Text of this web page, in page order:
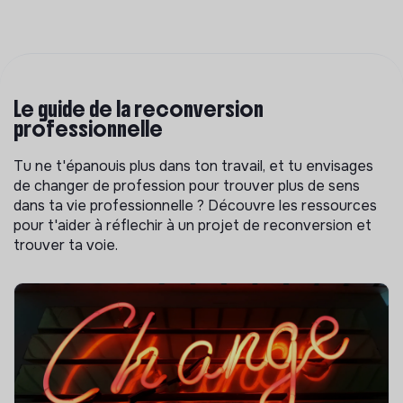
Le guide de la reconversion
professionnelle
Tu ne t'épanouis plus dans ton travail, et tu envisages
de changer de profession pour trouver plus de sens
dans ta vie professionnelle ? Découvre les ressources
pour t'aider à réflechir à un projet de reconversion et
trouver ta voie.